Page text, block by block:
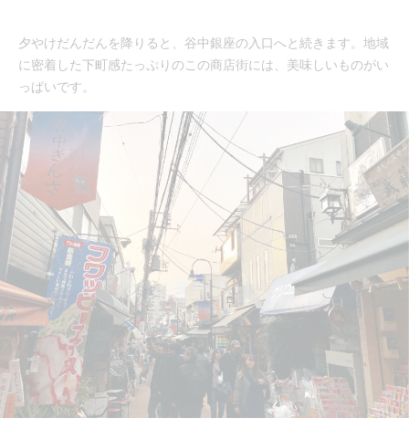
夕やけだんだんを降りると、谷中銀座の入口へと続きます。地域
に密着した下町感たっぷりのこの商店街には、美味しいものがい
っぱいです。